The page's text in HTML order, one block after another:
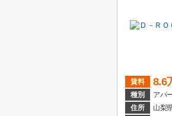
賃料 8.6
種別
アパ
住所
山梨